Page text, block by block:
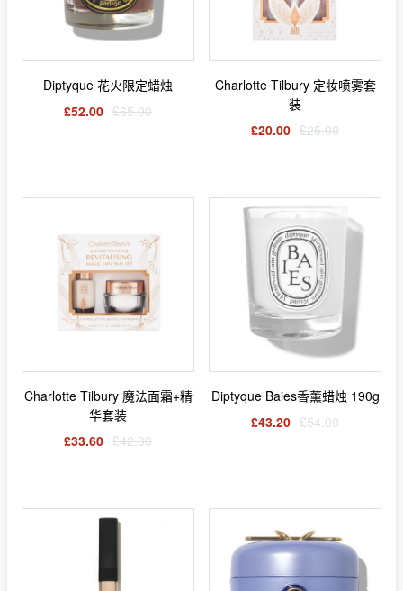
Diptyque 花火限定蜡烛
£52.00 £65.00
Charlotte Tilbury 定妆喷雾套
装
£20.00 £25.00
Charlotte Tilbury 魔法面霜+精
华套装
£33.60 £42.00
Diptyque Baies香薰蜡烛 190g
£43.20 £54.00